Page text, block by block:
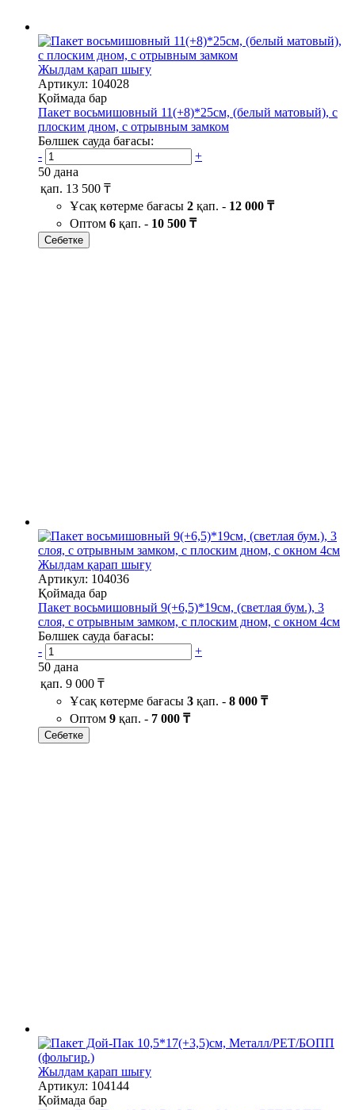
Жылдам қарап шығу
Артикул: 104028
Қоймада бар
Пакет восьмишовный 11(+8)*25см, (белый матовый), с
плоским дном, с отрывным замком
Бөлшек сауда бағасы:
-
+
50 дана
қап. 13 500 ₸
Ұсақ көтерме бағасы 2 қап. - 12 000 ₸
Оптом 6 қап. - 10 500 ₸
Себетке
Жылдам қарап шығу
Артикул: 104036
Қоймада бар
Пакет восьмишовный 9(+6,5)*19см, (светлая бум.), 3
слоя, с отрывным замком, с плоским дном, с окном 4см
Бөлшек сауда бағасы:
-
+
50 дана
қап. 9 000 ₸
Ұсақ көтерме бағасы 3 қап. - 8 000 ₸
Оптом 9 қап. - 7 000 ₸
Себетке
Жылдам қарап шығу
Артикул: 104144
Қоймада бар